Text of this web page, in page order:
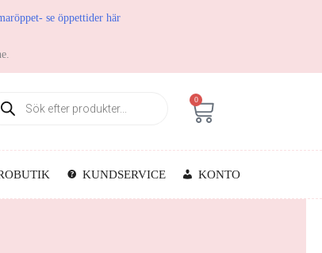
se öppettider här
0
KUNDSERVICE KONTO